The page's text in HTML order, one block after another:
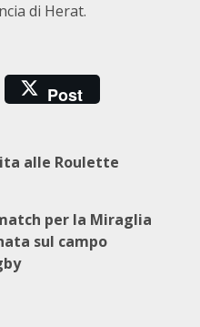
di Herat.
Post
alle Roulette
per la Miraglia
sul campo